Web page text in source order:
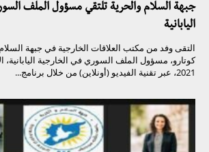
جبهة السلام والحرية تلتقي مسؤول الملف
اليابانية
التقى وفد من مكتب العلاقات الخارجية في جبهة
2021، عبر تقنية الفيديو (أونلاين) من خلال برنامج...